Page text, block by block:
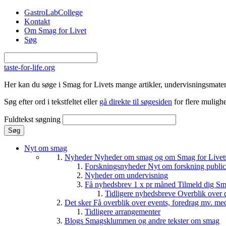
Gå til hovedindhold
GastroLabCollege
Kontakt
Om Smag for Livet
Søg
taste-for-life.org
Her kan du søge i Smag for Livets mange artikler,
Søg efter ord i tekstfeltet eller gå direkte til søgesiden for flere
Fuldtekst søgning
Nyt om smag
NyhederNyheder om smag og om Smag for
ForskningsnyhederNyt om forskning
Nyheder om undervisning
Få nyhedsbrev 1 x pr måned Tilmeld dig
Tidligere nyhedsbreve Overblik over
Det skerFå overblik over events, foredrag mv.
Tidligere arrangementer
Blogs Smagsklummen og andre tekster om smag